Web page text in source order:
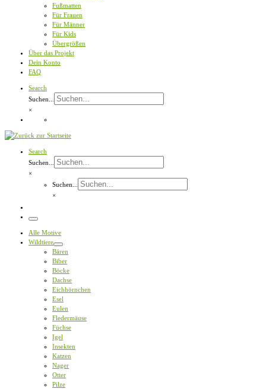
Fußmatten
Für Frauen
Für Männer
Für Kids
Übergrößen
Über das Projekt
Dein Konto
FAQ
Search
Suchen...
×
Search
Suchen...
×
Suchen...
×
Menü
Alle Motive
Wildtiere
Bären
Biber
Böcke
Dachse
Eichhörnchen
Esel
Eulen
Fledermäuse
Füchse
Igel
Insekten
Katzen
Nager
Otter
Pilze